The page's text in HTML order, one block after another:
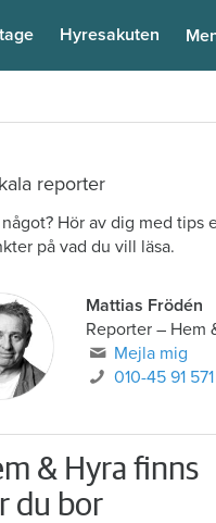
Hyresakuten
reporter
Hör av dig med tips
på vad du vill läsa.
Mattias Frödén
Reporter– Hem
Mejla mig
010-45 91 571
& Hyra finns
du bor